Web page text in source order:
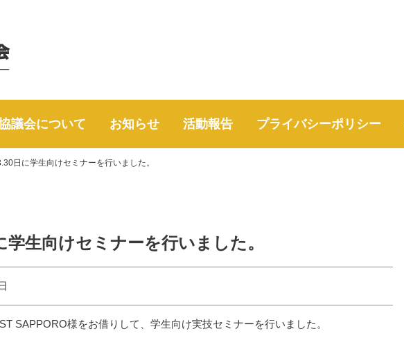
議会について お知らせ 活動報告 プライバシーポリシー
日に学生向けセミナーを行いました。
学生向けセミナーを行いました。
SAPPORO様をお借りして、学生向け実技セミナーを行いました。